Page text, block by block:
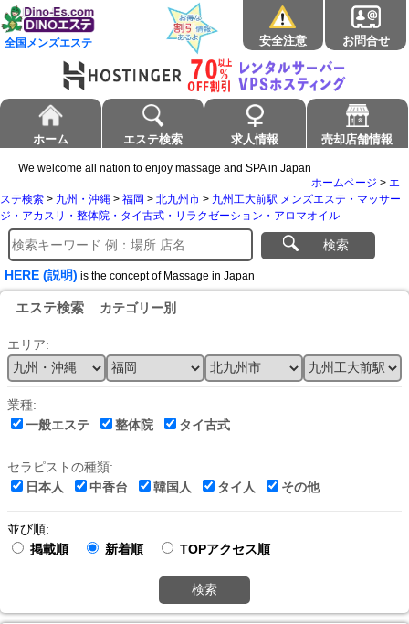
全国メンズエステ 安全注意 お問合せ
ホーム エステ検索 求人情報 売却店舗情報
We welcome all nation to enjoy massage and SPA in Japan
ホームページ > エ
ステ検索 > 九州・沖縄 > 福岡 > 北九州市 > 九州工大前駅 メンズエステ・マッサー
ジ・アカスリ・整体院・タイ古式・リラクゼーション・アロマオイル
検索
HERE (説明) is the concept of Massage in Japan
エステ検索 カテゴリー別
エリア:
業種:
一般エステ
整体院 タイ古式
セラピストの種類:
日本人
中香台 韓国人 タイ人 その他
並び順:
掲載順
新着順 TOPアクセス順
検索